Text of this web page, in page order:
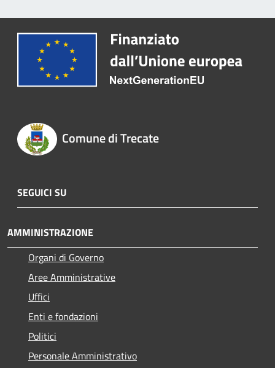
Comune di Trecate
SEGUICI SU
AMMINISTRAZIONE
Organi di Governo
Aree Amministrative
Uffici
Enti e fondazioni
Politici
Personale Amministrativo